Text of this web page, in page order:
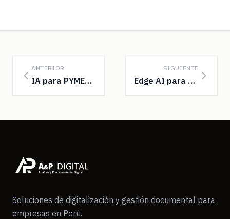
ANTERIOR
IA para PYMES: Guía Práctica sin Tecnicismos
SIGUIENTE
Edge AI para Procesamiento Documental
Soluciones de digitalización y gestión documental para
empresas en Perú.